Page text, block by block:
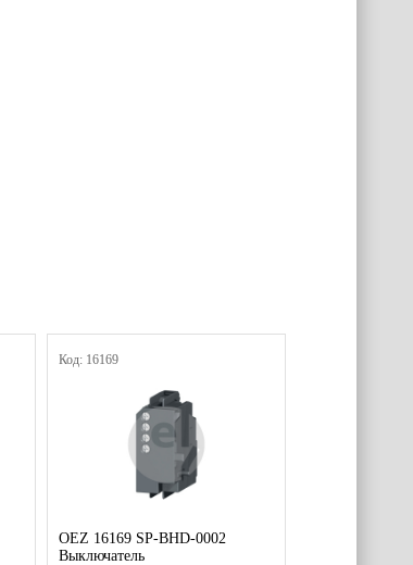
Код: 16169
OEZ 16169 SP-BHD-0002
Выключатель